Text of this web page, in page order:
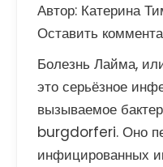
Автор: Катерина
Оставить
Болезнь Лайма,
это серьёзное
вызываемое
burgdorferi. Оно
инфицированных